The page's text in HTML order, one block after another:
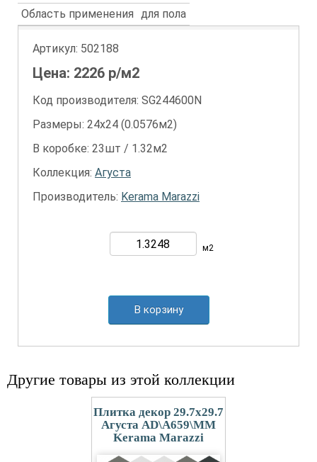
Область применения для пола
Артикул: 502188
Цена: 2226 р/м2
Код производителя: SG244600N
Размеры: 24х24 (0.0576м2)
В коробке: 23шт / 1.32м2
Коллекция: Агуста
Производитель: Kerama Marazzi
м2
В корзину
Другие товары из этой коллекции
Плитка декор 29.7x29.7
Агуста AD\A659\MM
Kerama Marazzi